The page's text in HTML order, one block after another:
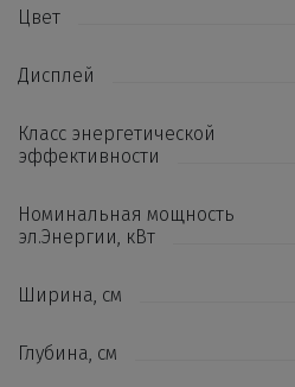
Цвет
Дисплей
Класс энергетической
эффективности
Номинальная мощность
эл.Энергии, кВт
Ширина, см
Глубина, см